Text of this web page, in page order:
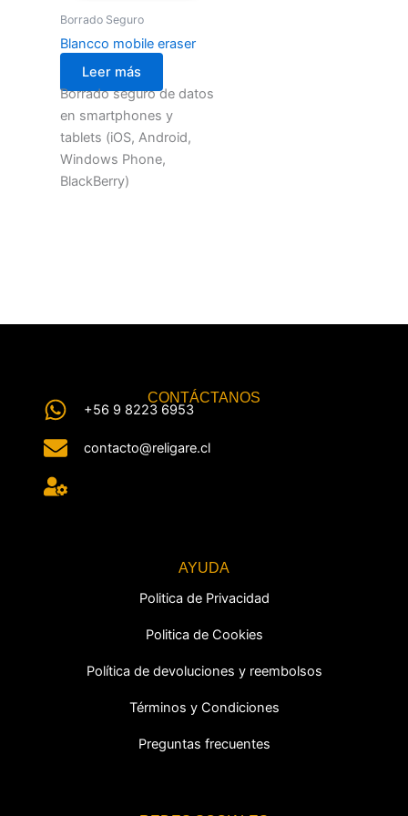
Borrado Seguro
Blancco mobile eraser
Leer más
Borrado seguro de datos
en smartphones y
tablets (iOS, Android,
Windows Phone,
BlackBerry)
CONTÁCTANOS
+56 9 8223 6953
contacto@religare.cl
AYUDA
Politica de Privacidad
Politica de Cookies
Política de devoluciones y reembolsos
Términos y Condiciones
Preguntas frecuentes